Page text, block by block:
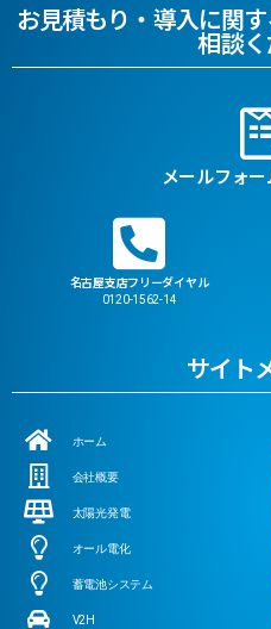
お見積もり・導入に関
相談
メールフォ
名古屋支店フリーダイヤル
0120-1562-14
サイト
ホーム
会社概要
太陽光発電
オール電化
蓄電池システム
V2H